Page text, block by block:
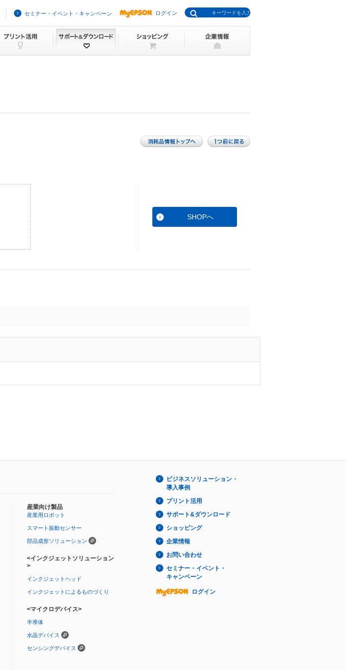
セミナー・イベント・キャンペーン ログイン
SHOPへ
産業向け製品
産業用ロボット
スマート振動センサー
部品成形ソリューション
<インクジェットソリューション
>
インクジェットヘッド
インクジェットによるものづくり
<マイクロデバイス>
半導体
水晶デバイス
センシングデバイス
ビジネスソリューション・
導入事例
プリント活用
サポート&ダウンロード
ショッピング
企業情報
お問い合わせ
セミナー・イベント・
キャンペーン
ログイン